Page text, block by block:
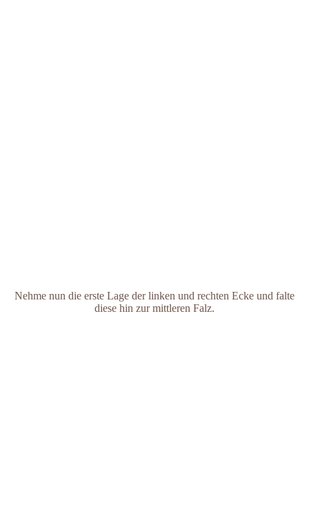
Nehme nun die erste Lage der linken und rechten Ecke und falte
diese hin zur mittleren Falz.